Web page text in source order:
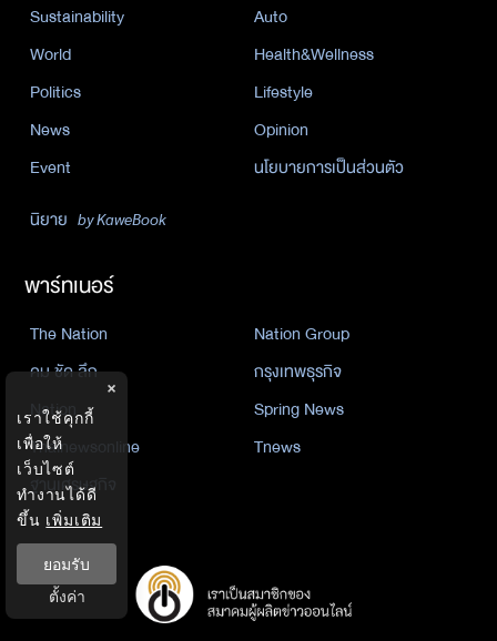
Sustainability
Auto
World
Health&Wellness
Politics
Lifestyle
News
Opinion
Event
นโยบายการเป็นส่วนตัว
นิยาย by KaweBook
พาร์ทเนอร์
The Nation
Nation Group
คม ชัด ลึก
กรุงเทพธุรกิจ
Nation
Spring News
Thainewsonline
Tnews
ฐานเศรษฐกิจ
×
เราใช้คุกกี้
เพื่อให้
เว็บไซต์
ทำงานได้ดี
ขึ้น เพิ่มเติม
ยอมรับ
ตั้งค่า